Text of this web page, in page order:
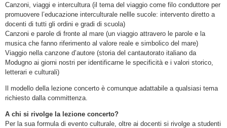
Canzoni, viaggi e intercultura (il tema del viaggio come filo conduttore per
promuovere l’educazione interculturale nellle sucole: intervento diretto a
docenti di tutti gli ordini e gradi di scuola)
Canzoni e parole di fronte al mare (un viaggio attravero le parole e la
musica che fanno riferimento al valore reale e simbolico del mare)
Viaggio nella canzone d’autore (storia del cantautorato italiano da
Modugno ai giorni nostri per identificarne le specificità e i valori storico,
letterari e culturali)
Il modello della lezione concerto è comunque adattabile a qualsiasi tema
richiesto dalla committenza.
A chi si rivolge la lezione concerto?
Per la sua formula di evento culturale, oltre ai docenti si rivolge a studenti